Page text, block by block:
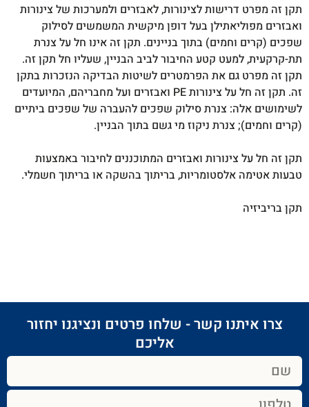
תקן זה מפרט דרישות לצינורות, לאבזרים ולמערכות של צינורות
ואבזרים מפוליאתילן בעל דופן מיקשית המשמשים לסילוק
שפכים (קרים וחמים) בתוך בניינים. תקן זה אינו חל על צנרת
תת-קרקעית, למעט קטע החיבור לביב הבניין, שעליו חל תקן זה.
תקן זה מפרט גם את הפרמטרים לשיטות הבדיקה הנזכרות בתקן
זה. תקן זה חל על צינורות PE ואבזרים ועל מחבריהם, המיועדים
לשימושים אלה: צנרת סילוק שפכים להעברה של שפכים ביתיים
(קרים וחמים); צנרת ניקוז מי גשם בתוך הבניין.
תקן זה חל על צינורות ואבזרים המתוכננים לחיבור באמצעות
טבעות אטימה אלסטומריות, בריתוך בהשקה או בריתוך חשמלי.
תקן בריביזיה
צרו איתנו קשר - שלחו פרטים ונציגנו יחזור
אליכם​